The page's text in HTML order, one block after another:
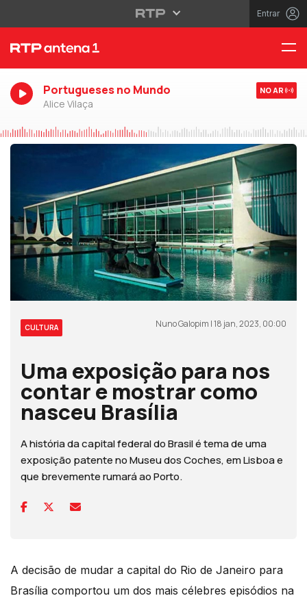
Entrar
Portugueses no Mundo
Alice Vilaça
NO AR
CULTURA Nuno Galopim | 18 jan, 2023, 00:00
Uma exposição para nos
contar e mostrar como
nasceu Brasília
A história da capital federal do Brasil é tema de uma
exposição patente no Museu dos Coches, em Lisboa e
que brevemente rumará ao Porto.
A decisão de mudar a capital do Rio de Janeiro para
Brasília comportou um dos mais célebres episódios na